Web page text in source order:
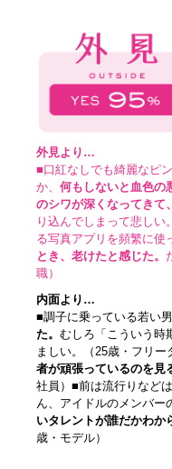
外見より…
■口紅なしでも綺麗なピ
か、何もしないと血色の
のシワが深くなってきて、
り込んでしまって悲しい
る写真アプリを頻繁に使
とき、老けたと感じた。
職）
内面より…
■調子に乗っている若い
た。むしろ「こういう時
ましい。（25歳・フリ
者が頑張っているのを見
社員）■前は流行りなど
ん、アイドルのメンバー
いタレントが誰だかわか
歳・モデル）